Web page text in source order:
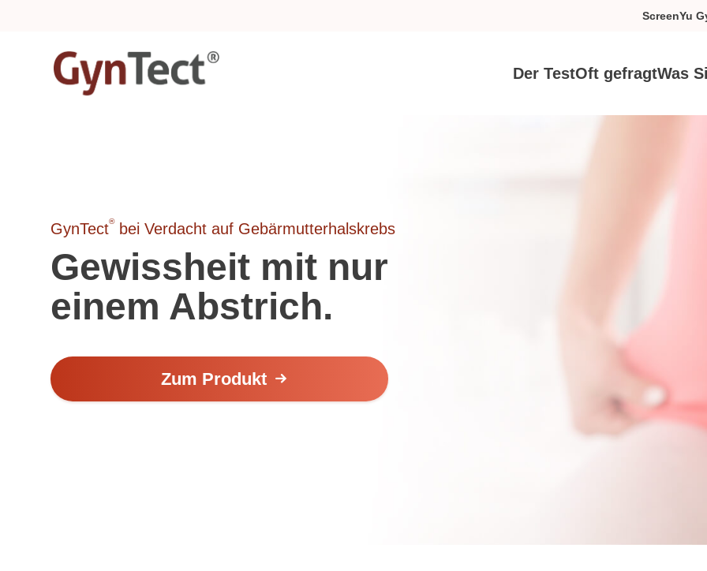
ScreenYu
Der TestOft gefragtWas
GynTect® bei Verdacht auf Gebärmutterhalskrebs
Gewissheit mit nur
einem Abstrich.
Zum Produkt